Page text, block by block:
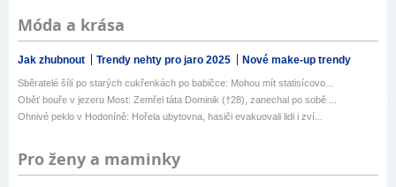
Móda a krása
Jak zhubnout Trendy nehty pro jaro 2025 Nové make-up trendy
Sběratelé šílí po starých cukřenkách po babičce: Mohou mít statisícovo...
Oběť bouře v jezeru Most: Zemřel táta Dominik (†28), zanechal po sobě ...
Ohnivé peklo v Hodoníně: Hořela ubytovna, hasiči evakuovali lidi i zví...
Pro ženy a maminky